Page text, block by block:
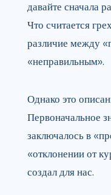
давайте сначала
Что считается
различие между
«неправильным».
Однако это
Первоначальное
заключалось в
«отклонении от
создал для нас.